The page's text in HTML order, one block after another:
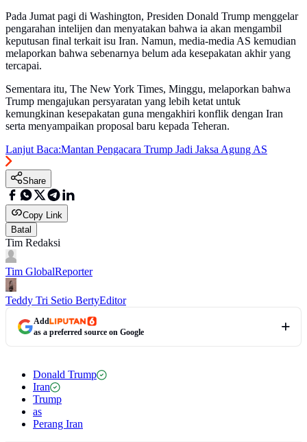
Pada Jumat pagi di Washington, Presiden Donald Trump menggelar
pengarahan intelijen dan menyatakan bahwa ia akan mengambil
keputusan final terkait isu Iran. Namun, media-media AS kemudian
melaporkan bahwa sebenarnya belum ada kesepakatan akhir yang
tercapai.
Sementara itu, The New York Times, Minggu, melaporkan bahwa
Trump mengajukan persyaratan yang lebih ketat untuk
kemungkinan kesepakatan guna mengakhiri konflik dengan Iran
serta menyampaikan proposal baru kepada Teheran.
Lanjut Baca:Mantan Pengacara Trump Jadi Jaksa Agung AS
Share
Copy Link
Batal
Tim Redaksi
Tim GlobalReporter
Teddy Tri Setio BertyEditor
Add
as a preferred source on Google
Donald Trump
Iran
Trump
as
Perang Iran